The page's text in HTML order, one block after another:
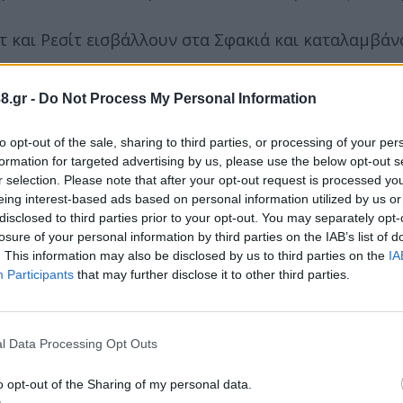
- Do Not Process My Personal Information
opt-out of the sale, sharing to third parties, or processing of your
for targeted advertising by us, please use the below opt-out
selection. Please note that after your opt-out request is processed
interest-based ads based on personal information utilized by us
to third parties prior to your opt-out. You may separately
of your personal information by third parties on the IAB’s list of
This information may also be disclosed by us to third parties on the
Participants that may further disclose it to other third parties.
Data Processing Opt Outs
opt-out of the Sharing of my personal data.
Ρεσίτ εισβάλλουν στα Σφακιά και
όλους τους Εβραίους με νόμο το δικαίωμα να
σε 220.000 κυβικά μέτρα ημερησίως
Μαραθώνα.
από την Πορτογαλία.